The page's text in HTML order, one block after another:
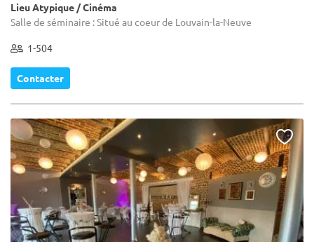
Lieu Atypique / Cinéma
Salle de séminaire : Situé au coeur de Louvain-la-Neuve
1-504
Contacter